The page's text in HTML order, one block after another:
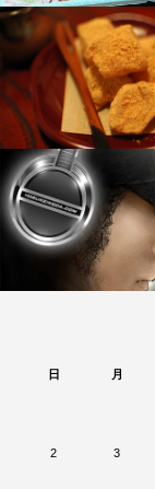
日
月
2 3